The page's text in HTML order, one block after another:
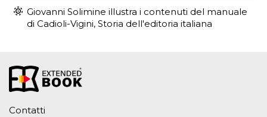
Giovanni Solimine illustra i contenuti del manuale
di Cadioli-Vigini, Storia dell'editoria italiana
Contatti